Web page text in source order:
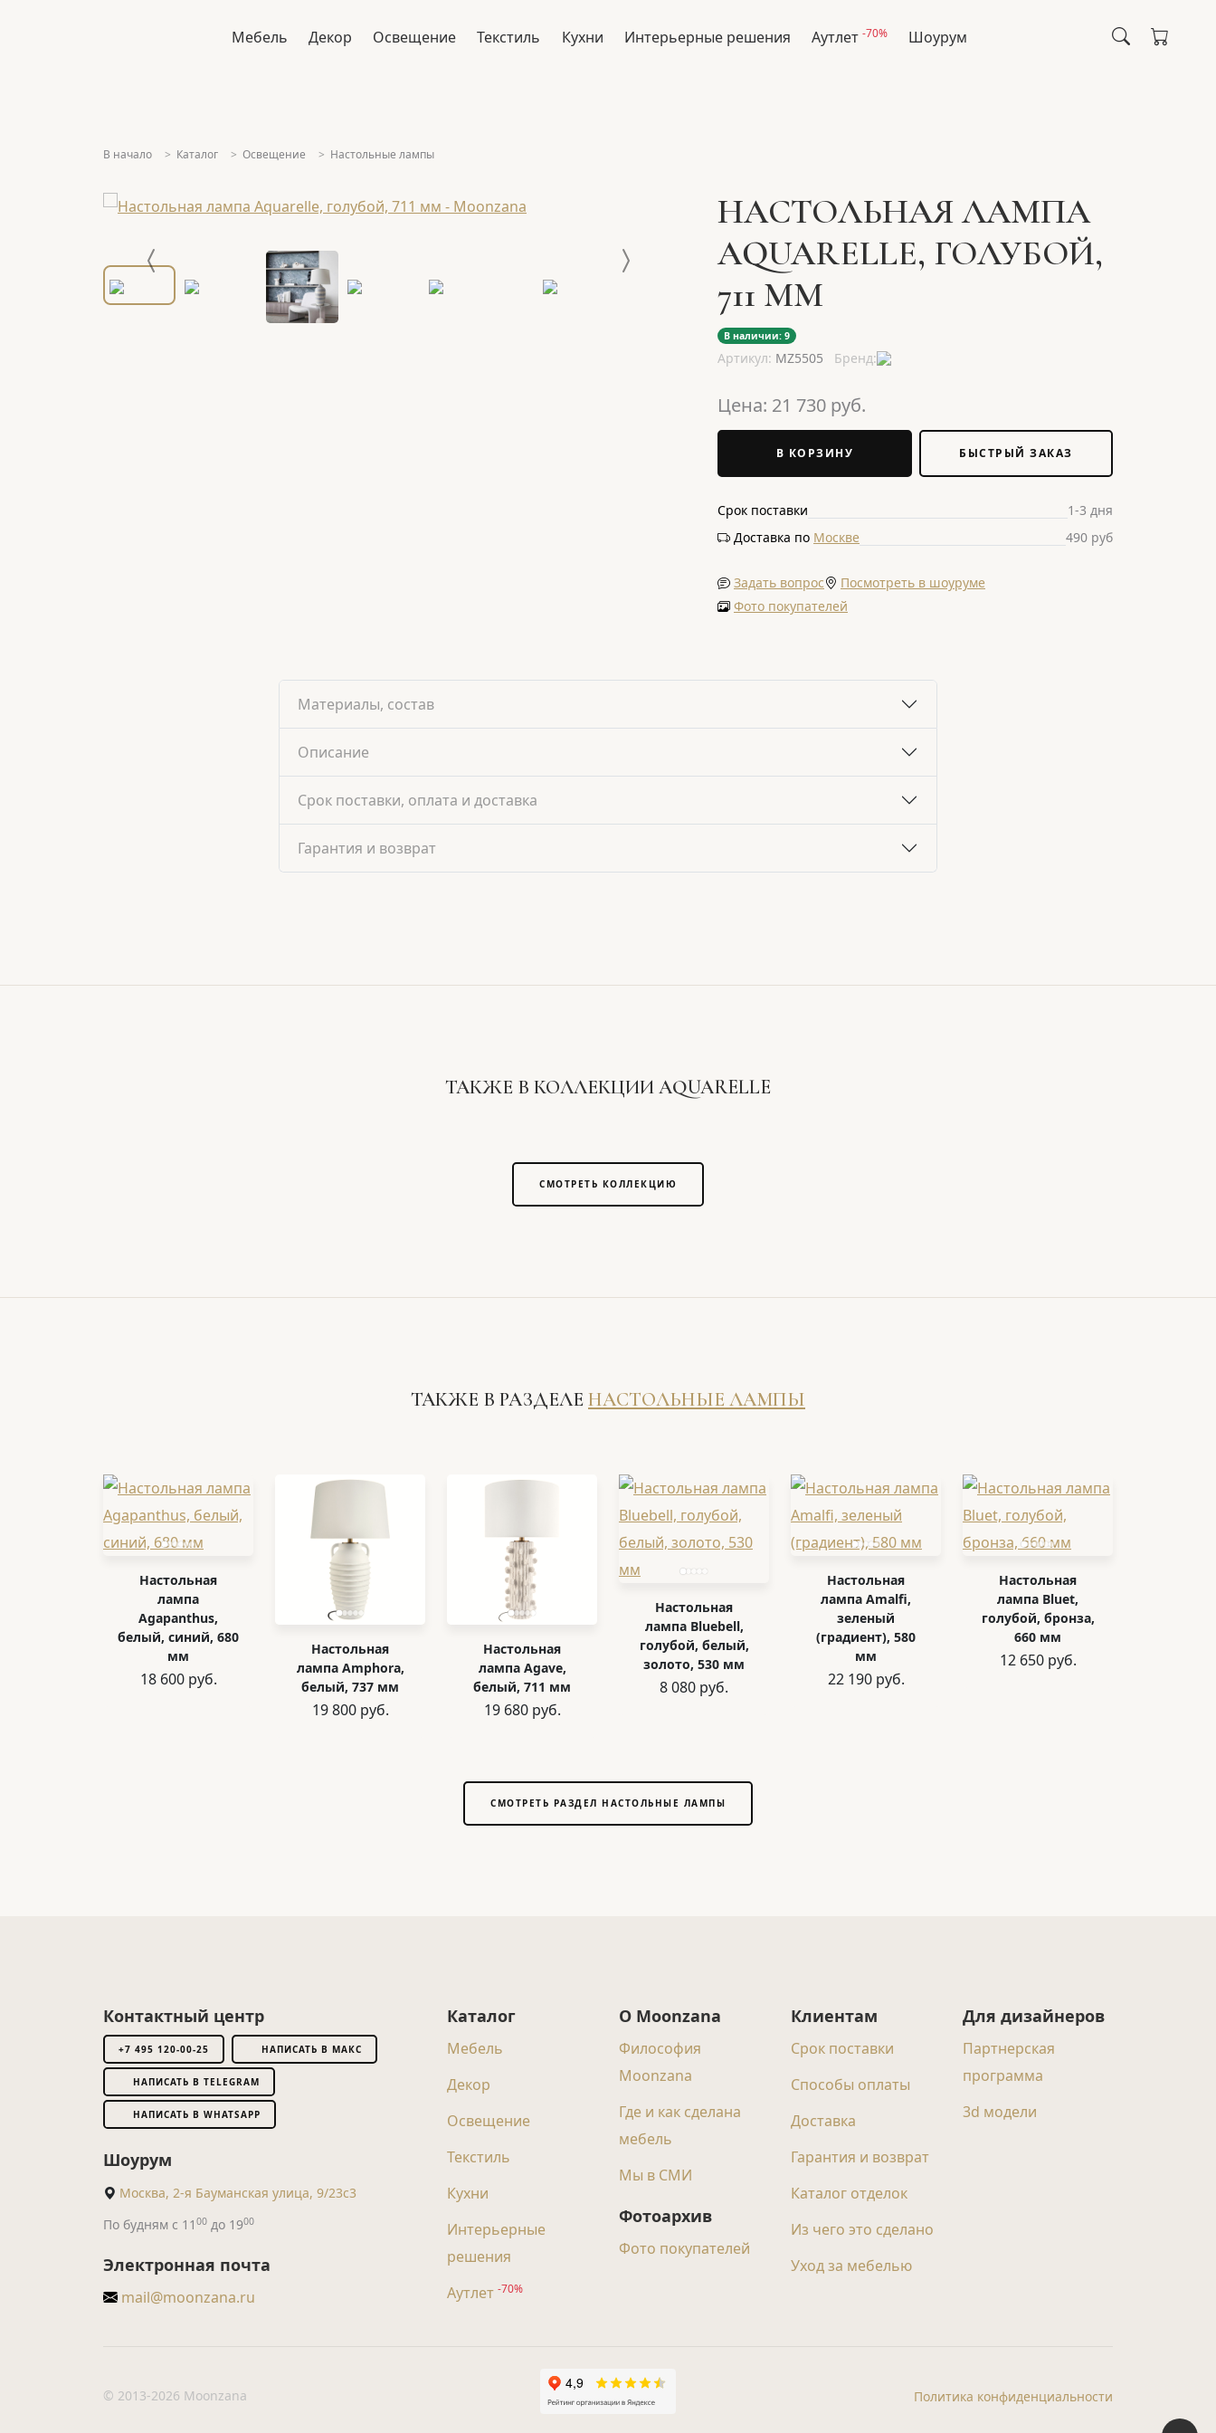
Мебель Декор Освещение Текстиль Кухни Интерьерные решения Аутлет -70% Шоурум
В начало Каталог Освещение Настольные лампы
НАСТОЛЬНАЯ ЛАМПА
AQUARELLE, ГОЛУБОЙ,
711 ММ
В наличии: 9
Артикул: MZ5505 Бренд:
Цена: 21 730 руб.
В КОРЗИНУ БЫСТРЫЙ ЗАКАЗ
Срок поставки
1-3 дня
Доставка по Москве 490 руб
Задать вопрос
Посмотреть в шоуруме
Фото покупателей
Материалы, состав
Описание
Срок поставки, оплата и доставка
Гарантия и возврат
ТАКЖЕ В КОЛЛЕКЦИИ AQUARELLE
СМОТРЕТЬ КОЛЛЕКЦИЮ
ТАКЖЕ В РАЗДЕЛЕ НАСТОЛЬНЫЕ ЛАМПЫ
Настольная
лампа
Agapanthus,
белый, синий, 680
мм
18 600 руб.
Настольная
лампа Amphora,
белый, 737 мм
19 800 руб.
Настольная
лампа Agave,
белый, 711 мм
19 680 руб.
Настольная
лампа Bluebell,
голубой, белый,
золото, 530 мм
8 080 руб.
Настольная
лампа Amalfi,
зеленый
(градиент), 580
мм
22 190 руб.
Настольная
лампа Bluet,
голубой, бронза,
660 мм
12 650 руб.
СМОТРЕТЬ РАЗДЕЛ НАСТОЛЬНЫЕ ЛАМПЫ
Контактный центр
+7 495 120-00-25 НАПИСАТЬ В МАКС
НАПИСАТЬ В TELEGRAM
НАПИСАТЬ В WHATSAPP
Шоурум
Москва, 2-я Бауманская улица, 9/23с3
По будням с 11 00 до 1900
Электронная почта
mail@moonzana.ru
Каталог
Мебель
Декор
Освещение
Текстиль
Кухни
Интерьерные
решения
Аутлет -70%
О Moonzana
Философия
Moonzana
Где и как сделана
мебель
Мы в СМИ
Фотоархив
Фото покупателей
Клиентам
Срок поставки
Способы оплаты
Доставка
Гарантия и возврат
Каталог отделок
Из чего это сделано
Уход за мебелью
Для дизайнеров
Партнерская
программа
3d модели
© 2013-2026 Moonzana Политика конфиденциальности